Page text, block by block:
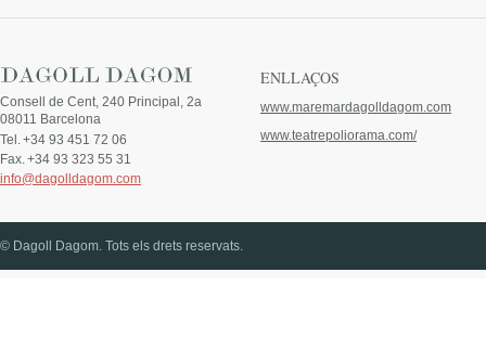
Consell de Cent, 240 Principal, 2a
08011 Barcelona
Tel. +34 93 451 72 06
Fax. +34 93 323 55 31
info@dagolldagom.com
ENLLAÇOS
www.maremardagolldagom.com
www.teatrepoliorama.com/
© Dagoll Dagom. Tots els drets reservats.